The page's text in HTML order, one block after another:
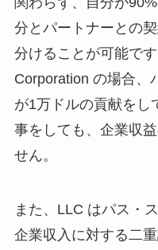
分とパートナーとの
分けることが可能で
Corporation の場合、
が1万ドルの貢献をし
事をしても、企業収
せん。
また、LLC はパス・
企業収入に対する二